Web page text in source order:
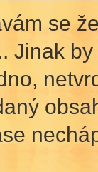
se
Jinak